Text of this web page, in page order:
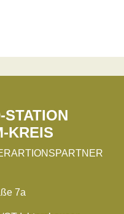
STATION
KREIS
7a